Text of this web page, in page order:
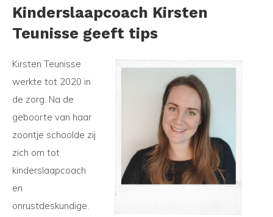
Kinderslaapcoach Kirsten
Teunisse geeft tips
Kirsten Teunisse
werkte tot 2020 in
de zorg. Na de
geboorte van haar
zoontje schoolde zij
zich om tot
kinderslaapcoach
en
onrustdeskundige.